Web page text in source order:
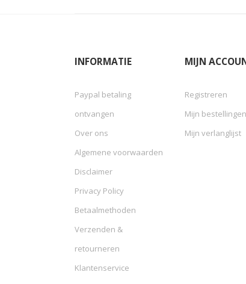
INFORMATIE
Paypal betaling
ontvangen
Over ons
Algemene voorwaarden
Disclaimer
Privacy Policy
Betaalmethoden
Verzenden &
retourneren
Klantenservice
MIJN
Registreren
Mijn bestellingen
Mijn verlanglijst